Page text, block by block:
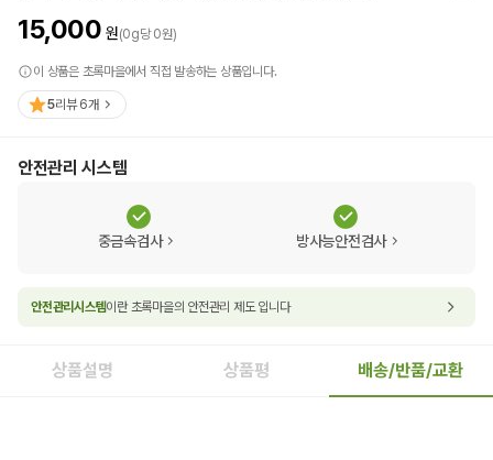
15,000 원(0g당 0원)
이 상품은 초록마을에서 직접 발송하는 상품입니다.
5리뷰6개
안전관리 시스템
중금속검사 방사능안전검사
안전관리시스템이란 초록마을의 안전관리 제도 입니다
상품설명 상품평 배송/반품/교환